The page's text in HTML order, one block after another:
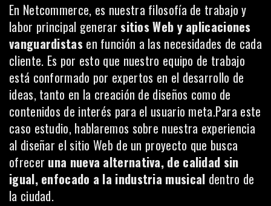
En Netcommerce, es nuestra filosofía de trabajo y
labor principal generar sitios Web y aplicaciones
vanguardistas en función a las necesidades de cada
cliente. Es por esto que nuestro equipo de trabajo
está conformado por expertos en el desarrollo de
ideas, tanto en la creación de diseños como de
contenidos de interés para el usuario meta.Para este
caso estudio, hablaremos sobre nuestra experiencia
al diseñar el sitio Web de un proyecto que busca
ofrecer una nueva alternativa, de calidad sin
igual, enfocado a la industria musical dentro de
la ciudad.